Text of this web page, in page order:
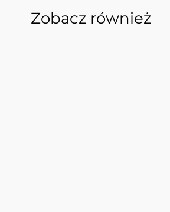
Zobacz również